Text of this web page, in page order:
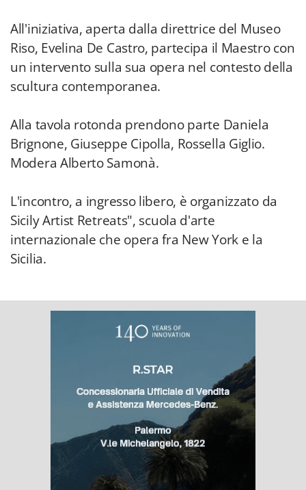
All'iniziativa, aperta dalla direttrice del Museo
Riso, Evelina De Castro, partecipa il Maestro con
un intervento sulla sua opera nel contesto della
scultura contemporanea.
Alla tavola rotonda prendono parte Daniela
Brignone, Giuseppe Cipolla, Rossella Giglio.
Modera Alberto Samonà.
L'incontro, a ingresso libero, è organizzato da
Sicily Artist Retreats", scuola d'arte
internazionale che opera fra New York e la
Sicilia.